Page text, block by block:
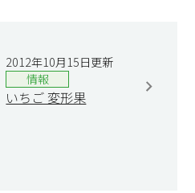
2012年10月15日更新
情報
いちご 変形果